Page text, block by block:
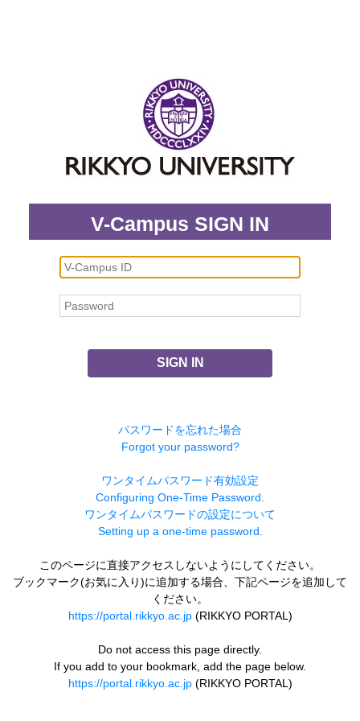
V-Campus SIGN IN
SIGN IN
パスワードを忘れた場合
Forgot your password?
ワンタイムパスワード有効設定
Configuring One-Time Password.
ワンタイムパスワードの設定について
Setting up a one-time password.
このページに直接アクセスしないようにしてください。
ブックマーク(お気に入り)に追加する場合、下記ページを追加して
ください。
https://portal.rikkyo.ac.jp(RIKKYO PORTAL)
Do not access this page directly.
If you add to your bookmark, add the page below.
https://portal.rikkyo.ac.jp(RIKKYO PORTAL)